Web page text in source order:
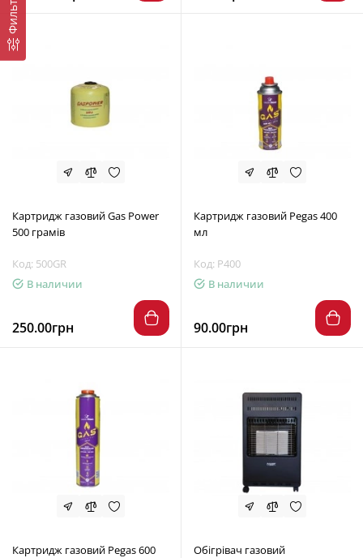
Фильтр
Картридж газовий Gas Power
500 грамів
Код: 500GR
В наличии
250.00грн
Картридж газовий Pegas 400
мл
Код: P400
В наличии
90.00грн
Картридж газовий Pegas 600
Обігрівач газовий